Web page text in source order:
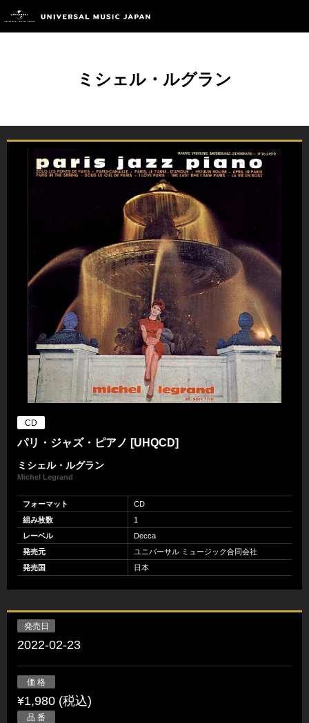
ミシェル・ルグラン
CD
パリ・ジャズ・ピアノ [UHQCD]
ミシェル・ルグラン
Michel Legrand
フォーマット
CD
組み枚数
1
レーベル
Decca
発売元
ユニバーサル ミュージック合同会社
発売国
日本
発売日
2022-02-23
価 格
¥1,980 (税込)
品 番